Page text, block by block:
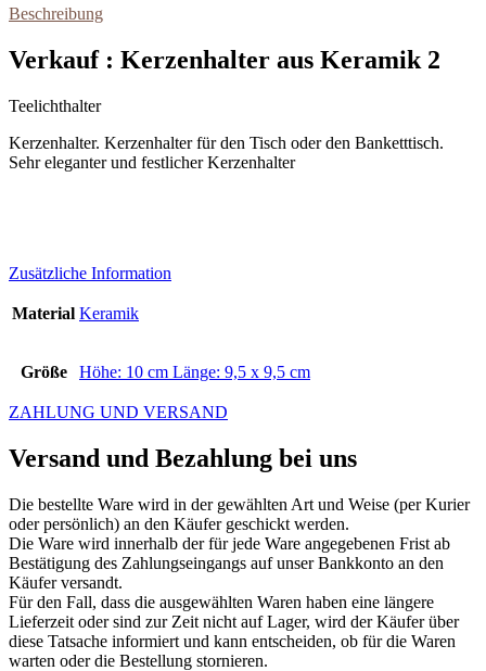
Beschreibung
Verkauf : Kerzenhalter aus Keramik 2
Teelichthalter
Kerzenhalter. Kerzenhalter für den Tisch oder den Banketttisch.
Sehr eleganter und festlicher Kerzenhalter
Zusätzliche Information
Material Keramik
Größe Höhe: 10 cm Länge: 9,5 x 9,5 cm
ZAHLUNG UND VERSAND
Versand und Bezahlung bei uns
Die bestellte Ware wird in der gewählten Art und Weise (per Kurier
oder persönlich) an den Käufer geschickt werden.
Die Ware wird innerhalb der für jede Ware angegebenen Frist ab
Bestätigung des Zahlungseingangs auf unser Bankkonto an den
Käufer versandt.
Für den Fall, dass die ausgewählten Waren haben eine längere
Lieferzeit oder sind zur Zeit nicht auf Lager, wird der Käufer über
diese Tatsache informiert und kann entscheiden, ob für die Waren
warten oder die Bestellung stornieren.